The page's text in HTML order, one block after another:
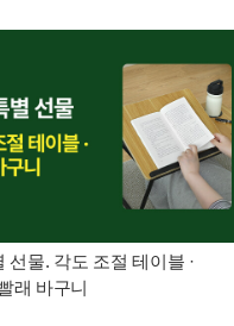
선물. 각도 조절 테이블 ·
래 바구니